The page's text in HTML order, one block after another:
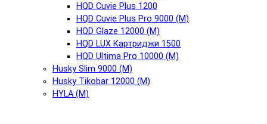
HQD Cuvie Plus 1200
HQD Cuvie Plus Pro 9000 (М)
HQD Glaze 12000 (М)
HQD LUX Картриджи 1500
HQD Ultima Pro 10000 (М)
Husky Slim 9000 (М)
Husky Tikobar 12000 (М)
HYLA (М)